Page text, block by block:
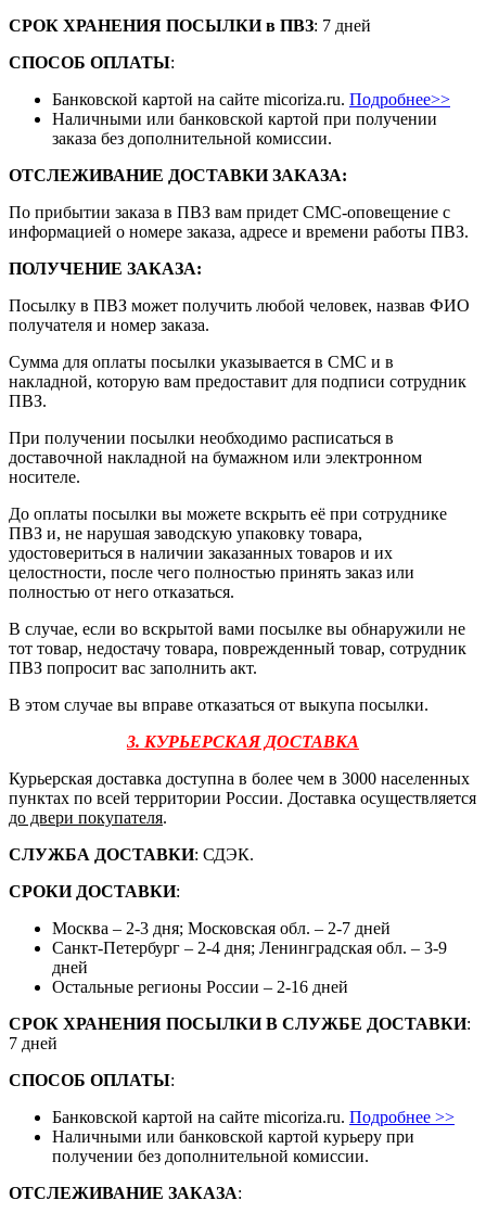
СРОК ХРАНЕНИЯ ПОСЫЛКИ в ПВЗ: 7 дней
СПОСОБ ОПЛАТЫ:
Банковской картой на сайте micoriza.ru. Подробнее>>
Наличными или банковской картой при получении
заказа без дополнительной комиссии.
ОТСЛЕЖИВАНИЕ ДОСТАВКИ ЗАКАЗА:
По прибытии заказа в ПВЗ вам придет СМС-оповещение с
информацией о номере заказа, адресе и времени работы ПВЗ.
ПОЛУЧЕНИЕ ЗАКАЗА:
Посылку в ПВЗ может получить любой человек, назвав ФИО
получателя и номер заказа.
Сумма для оплаты посылки указывается в СМС и в
накладной, которую вам предоставит для подписи сотрудник
ПВЗ.
При получении посылки необходимо расписаться в
доставочной накладной на бумажном или электронном
носителе.
До оплаты посылки вы можете вскрыть её при сотруднике
ПВЗ и, не нарушая заводскую упаковку товара,
удостовериться в наличии заказанных товаров и их
целостности, после чего полностью принять заказ или
полностью от него отказаться.
В случае, если во вскрытой вами посылке вы обнаружили не
тот товар, недостачу товара, поврежденный товар, сотрудник
ПВЗ попросит вас заполнить акт.
В этом случае вы вправе отказаться от выкупа посылки.
3. КУРЬЕРСКАЯ ДОСТАВКА
Курьерская доставка доступна в более чем в 3000 населенных
пунктах по всей территории России. Доставка осуществляется
до двери покупателя.
СЛУЖБА ДОСТАВКИ: СДЭК.
СРОКИ ДОСТАВКИ:
Москва – 2-3 дня; Московская обл. – 2-7 дней
Санкт-Петербург – 2-4 дня; Ленинградская обл. – 3-9
дней
Остальные регионы России – 2-16 дней
СРОК ХРАНЕНИЯ ПОСЫЛКИ В СЛУЖБЕ ДОСТАВКИ:
7 дней
СПОСОБ ОПЛАТЫ:
Банковской картой на сайте micoriza.ru. Подробнее >>
Наличными или банковской картой курьеру при
получении без дополнительной комиссии.
ОТСЛЕЖИВАНИЕ ЗАКАЗА: